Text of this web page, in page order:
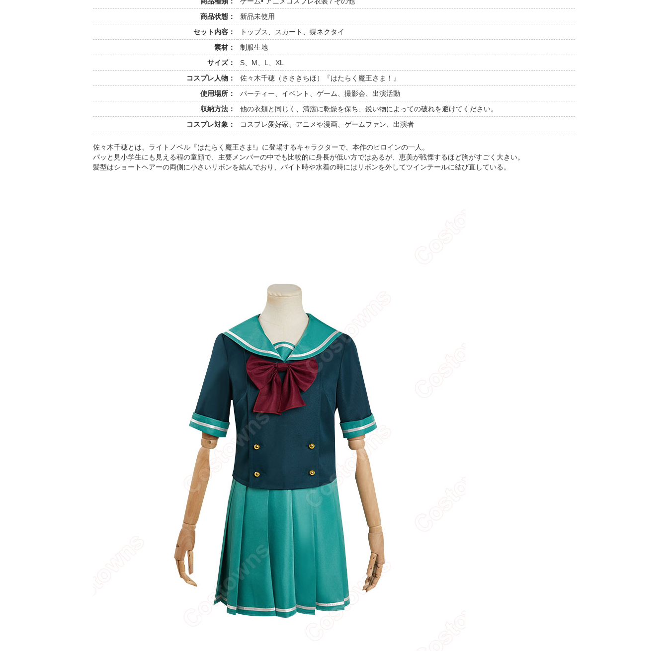
商品状態：
新品未使用
セット内容：
トップス、スカート、蝶ネクタイ
素材：
制服生地
サイズ：
S、M、L、XL
コスプレ人物：
佐々木千穂（ささきちほ）『はたらく魔王さま！』
使用場所：
パーティー、イベント、ゲーム、撮影会、出演活動
収納方法：
他の衣類と同じく、清潔に乾燥を保ち、鋭い物によっての破れを避けてください。
コスプレ対象：
コスプレ愛好家、アニメや漫画、ゲームファン、出演者
佐々木千穂とは、ライトノベル『はたらく魔王さま!』に登場するキャラクターで、本作のヒロインの一人。
パッと見小学生にも見える程の童顔で、主要メンバーの中でも比較的に身長が低い方ではあるが、恵美が戦慄するほど胸がすごく大きい。
髪型はショートヘアーの両側に小さいリボンを結んでおり、バイト時や水着の時にはリボンを外してツインテールに結び直している。